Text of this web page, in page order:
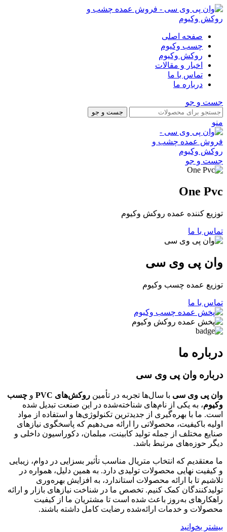
صفحه اصلی
چسب وکیوم
روکش وکیوم
اخبار و مقالات
تماس با ما
درباره ما
جست و جو
جست و جو
منو
جست و جو
One Pvc
توزیع کننده عمده روکش وکیوم
تماس با ما
وان پی وی سی
توزیع عمده چسب وکیوم
تماس با ما
درباره ما
درباره وان پی وی سی
وان پی وی سی با سال‌ها تجربه در تأمین روکش‌های PVC و چسب
وکیوم، به یکی از نام‌های شناخته‌شده در این صنعت تبدیل شده
است. ما با بهره‌گیری از جدیدترین تکنولوژی‌ها و استفاده از مواد
اولیه باکیفیت، محصولاتی را ارائه می‌دهیم که پاسخگوی نیازهای
صنایع مختلف از جمله تولید کابینت، مبلمان، دکوراسیون داخلی و
دیگر حوزه‌های مرتبط باشد.
ما معتقدیم که انتخاب متریال مناسب تأثیر بسزایی در دوام، زیبایی
و کیفیت نهایی محصولات تولیدی دارد. به همین دلیل، همواره در
تلاشیم تا با ارائه محصولات استاندارد، به افزایش بهره‌وری
تولیدکنندگان کمک کنیم. تخصص ما در شناخت نیازهای بازار و ارائه
راهکارهای به‌روز باعث شده است تا مشتریان ما از کیفیت
محصولات و خدمات ارائه‌شده رضایت کامل داشته باشند.
بیشتر بخوانید